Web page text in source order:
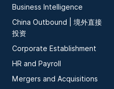
Business Intelligence
China Outbound | 境外直接
投资
Corporate Establishment
HR and Payroll
Mergers and Acquisitions